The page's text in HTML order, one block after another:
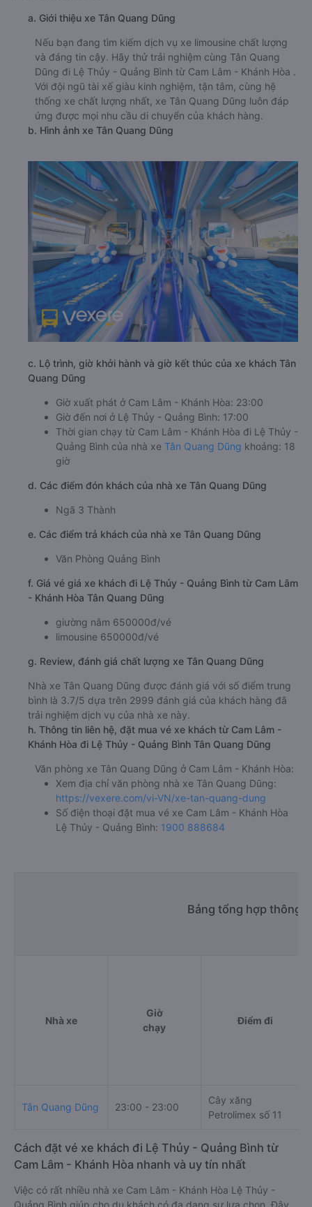
a. Giới thiệu xe Tân Quang Dũng
Nếu bạn đang tìm kiếm dịch vụ xe limousine chất lượng
và đáng tin cậy. Hãy thử trải nghiệm cùng Tân Quang
Dũng đi Lệ Thủy - Quảng Bình từ Cam Lâm - Khánh Hòa .
Với đội ngũ tài xế giàu kinh nghiệm, tận tâm, cùng hệ
thống xe chất lượng nhất, xe Tân Quang Dũng luôn đáp
ứng được mọi nhu cầu di chuyển của khách hàng.
b. Hình ảnh xe Tân Quang Dũng
c. Lộ trình, giờ khởi hành và giờ kết thúc của xe khách Tân
Quang Dũng
Giờ xuất phát ở Cam Lâm - Khánh Hòa: 23:00
Giờ đến nơi ở Lệ Thủy - Quảng Bình: 17:00
Thời gian chạy từ Cam Lâm - Khánh Hòa đi Lệ Thủy -
Quảng Bình của nhà xe Tân Quang Dũng khoảng: 18
giờ
d. Các điểm đón khách của nhà xe Tân Quang Dũng
Ngã 3 Thành
e. Các điểm trả khách của nhà xe Tân Quang Dũng
Văn Phòng Quảng Bình
f. Giá vé giá xe khách đi Lệ Thủy - Quảng Bình từ Cam Lâm
- Khánh Hòa Tân Quang Dũng
giường nằm 650000đ/vé
limousine 650000đ/vé
g. Review, đánh giá chất lượng xe Tân Quang Dũng
Nhà xe Tân Quang Dũng được đánh giá với số điểm trung
bình là 3.7/5 dựa trên 2999 đánh giá của khách hàng đã
trải nghiệm dịch vụ của nhà xe này.
h. Thông tin liên hệ, đặt mua vé xe khách từ Cam Lâm -
Khánh Hòa đi Lệ Thủy - Quảng Bình Tân Quang Dũng
Văn phòng xe Tân Quang Dũng ở Cam Lâm - Khánh Hòa:
Xem địa chỉ văn phòng nhà xe Tân Quang Dũng:
https://vexere.com/vi-VN/xe-tan-quang-dung
Số điện thoại đặt mua vé xe Cam Lâm - Khánh Hòa
Lệ Thủy - Quảng Bình: 1900 888684
Bảng tổng hợp thông
Nhà xe
Giờ
chạy
Điểm đi
Tân Quang Dũng 23:00 - 23:00
Cây xăng
Petrolimex số 11
Cách đặt vé xe khách đi Lệ Thủy - Quảng Bình từ
Cam Lâm - Khánh Hòa nhanh và uy tín nhất
Việc có rất nhiều nhà xe Cam Lâm - Khánh Hòa Lệ Thủy -
Quảng Bình giúp cho du khách có đa dạng sự lựa chọn. Đây